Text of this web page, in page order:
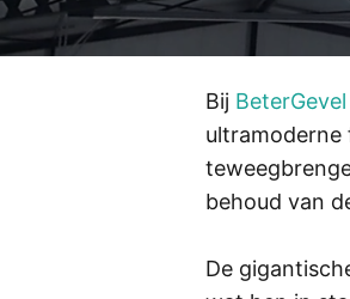
Bij BeterGevel
ultramoderne
behoud van
De